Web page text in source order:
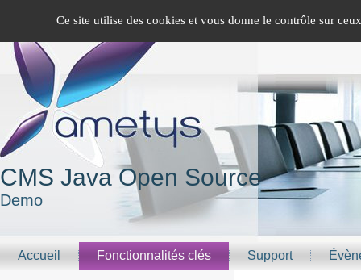
Version mobile
CMS Java Open Source
Demo
Accueil Fonctionnalités clés Support
Ce site utilise des cookies et vous donne le contrôle sur